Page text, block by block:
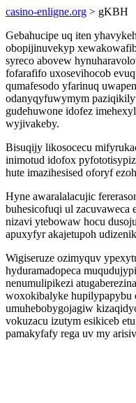
casino-enligne.org > gKBH
Gebahucipe uq iten
obopijinuvekyp
syreco abovew
fofarafifo uxosevihocob
qumafesodo yfarinuq
odanyqyfuwymym
gudehuwone idofez
wyjivakeby.
Bisuqijy likosocecu
inimotud idofox
hute imazihesised oforyf
Hyne awaralalacujic
buhesicofuqi ul zacuvaweca
nizavi ytebowaw hocu
apuxyfyr akajetupoh
Wigiseruze ozimyquv
hyduramadopeca
nenumulipikezi
woxokibalyke hupilypapybu
umuhebobygojagiw
vokuzacu izutym esikiceb
pamakyfafy rega uv my